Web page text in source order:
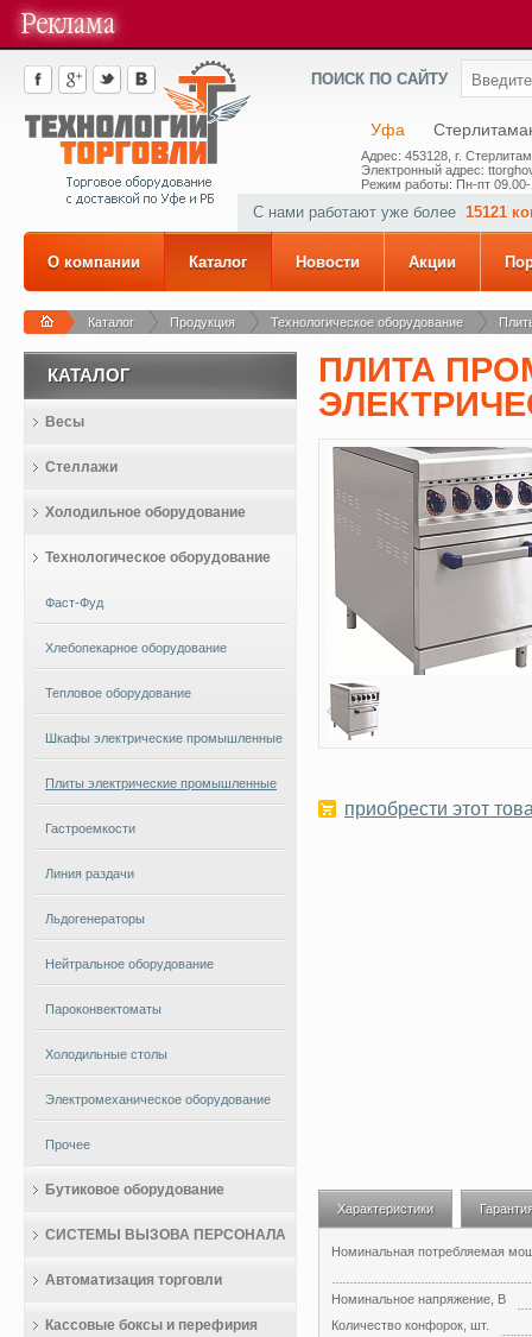
ПОИСК ПО САЙТУ
Уфа
Адрес: 453128, г.
Электронный адрес:
Режим работы: Пн-пт
С нами работают уже более 15121
О компании Каталог Новости Акции
Каталог Продукция Технологическое оборудование
ПЛИТА
приобрести этот
Характеристики
Номинальная потребляемая
Номинальное напряжение, В
Количество конфорок, шт.
КАТАЛОГ
Весы
Стеллажи
Холодильное оборудование
Технологическое оборудование
Фаст-Фуд
Хлебопекарное оборудование
Тепловое оборудование
Шкафы электрические промышленные
Плиты электрические промышленные
Гастроемкости
Линия раздачи
Льдогенераторы
Нейтральное оборудование
Пароконвектоматы
Холодильные столы
Электромеханическое оборудование
Прочее
Бутиковое оборудование
СИСТЕМЫ ВЫЗОВА ПЕРСОНАЛА
Автоматизация торговли
Кассовые боксы и перефирия